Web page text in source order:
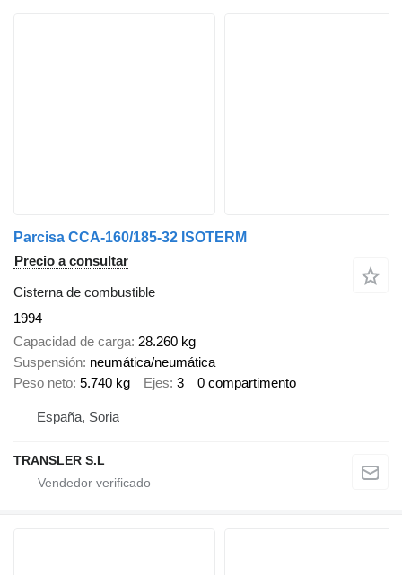
Parcisa CCA-160/185-32 ISOTERM
Precio a consultar
Cisterna de combustible
1994
Capacidad de carga 28.260 kg
Suspensión neumática/neumática
Peso neto 5.740 kg Ejes 3 0 compartimento
España, Soria
TRANSLER S.L